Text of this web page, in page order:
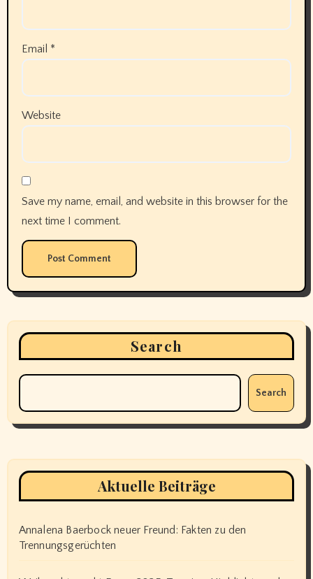
Email *
Website
Save my name, email, and website in this browser for the
next time I comment.
Search
Search
Aktuelle Beiträge
Annalena Baerbock neuer Freund: Fakten zu den
Trennungsgerüchten